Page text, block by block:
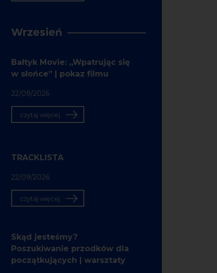
Wrzesień
Bałtyk Movie: „Wpatrując się
w słońce” | pokaz filmu
22/09/2026
czytaj więcej
TRACKLISTA
22/09/2026
czytaj więcej
Skąd jesteśmy?
Poszukiwanie przodków dla
początkujących | warsztaty